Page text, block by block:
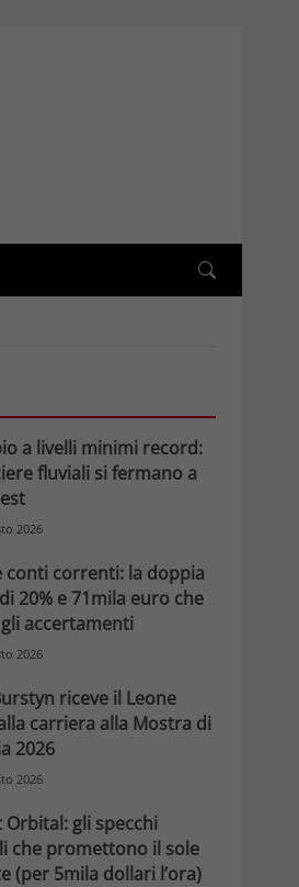
a livelli minimi record:
fluviali si fermano a
2026
conti correnti: la doppia
20% e 71mila euro che
accertamenti
2026
riceve il Leone
carriera alla Mostra di
2026
2026
Orbital: gli specchi
che promettono il sole
(per 5mila dollari l’ora)